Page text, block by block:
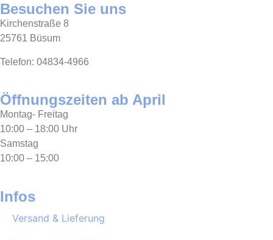
Besuchen Sie uns
Kirchenstraße 8
25761 Büsum
Telefon: 04834-4966
Öffnungszeiten ab April
Montag- Freitag
10:00 – 18:00 Uhr
Samstag
10:00 – 15:00
Infos
Versand & Lieferung